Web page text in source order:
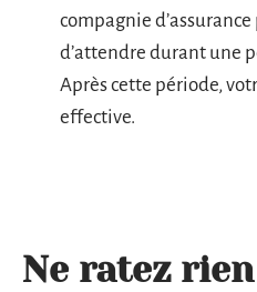
compagnie
d’attendre durant une
Après cette période,
effective.
Ne ratez